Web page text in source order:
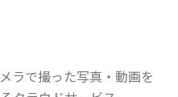
ラで撮った写真・動画を